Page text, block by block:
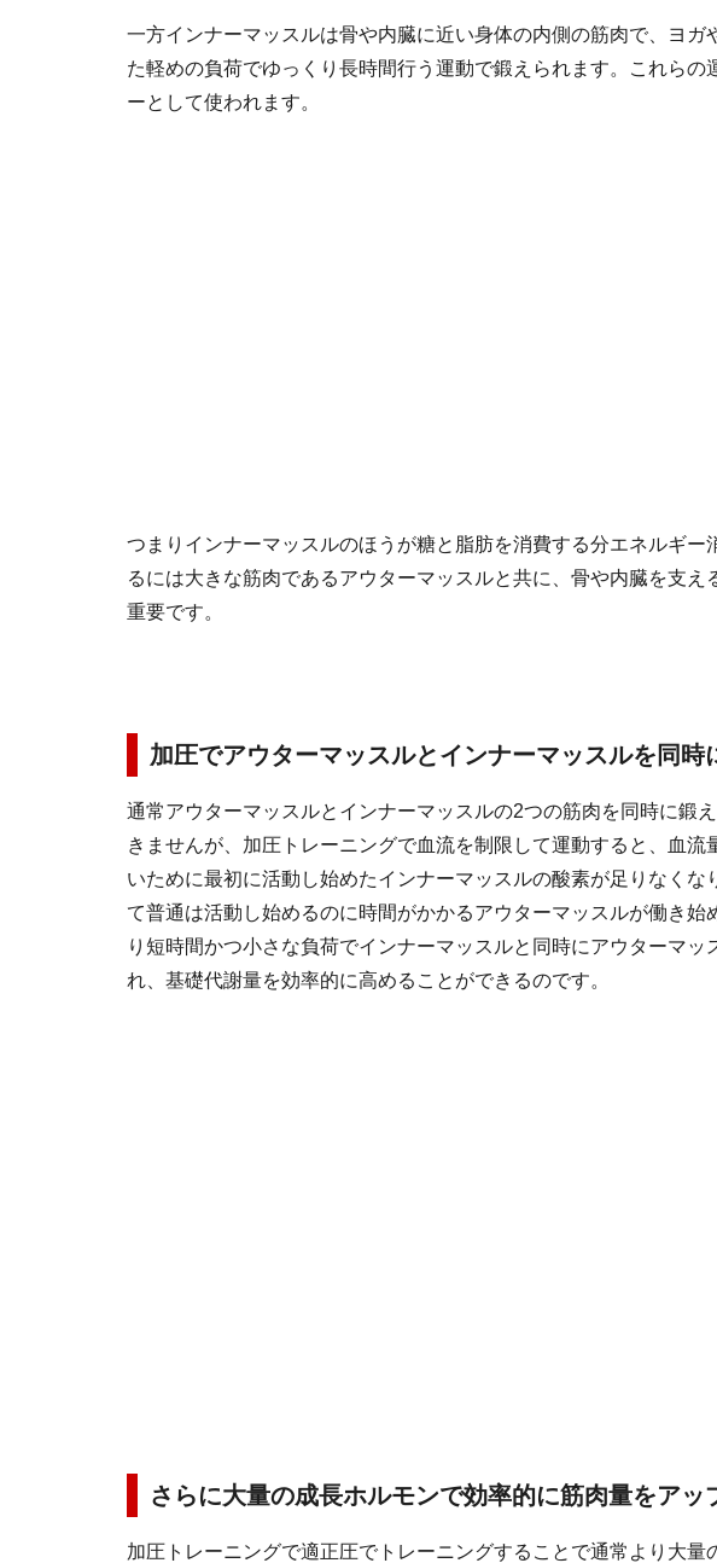
一方インナーマッスルは骨や内臓に近い身体の内側の筋肉で、ヨガ
た軽めの負荷でゆっくり長時間行う運動で鍛えられます。これら
ーとして使われます。
つまりインナーマッスルのほうが糖と脂肪を消費する分エネルギー
るには大きな筋肉であるアウターマッスルと共に、骨や内臓を支
重要です。
加圧でアウターマッスルとインナーマッスルを同時
通常アウターマッスルとインナーマッスルの2つの筋肉を同時に鍛
きませんが、加圧トレーニングで血流を制限して運動すると、血流
いために最初に活動し始めたインナーマッスルの酸素が足りなくな
て普通は活動し始めるのに時間がかかるアウターマッスルが働き始
り短時間かつ小さな負荷でインナーマッスルと同時にアウターマッ
れ、基礎代謝量を効率的に高めることができるのです。
さらに大量の成長ホルモンで効率的に筋肉量をアッ
加圧トレーニングで適正圧でトレーニングすることで通常より大